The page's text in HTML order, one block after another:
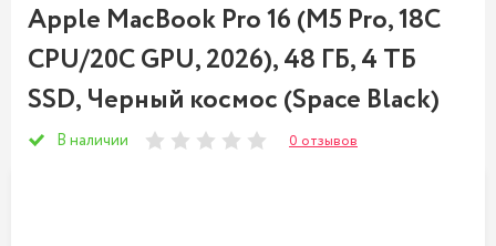
Apple MacBook Pro 16 (M5 Pro, 18C
CPU/20C GPU, 2026), 48 ГБ, 4 ТБ
SSD, Черный космос (Space Black)
В наличии 0 отзывов